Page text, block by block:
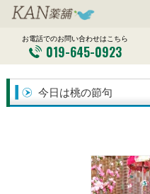
お電話でのお問い合わせはこちら
019-645-0923
今日は桃の節句